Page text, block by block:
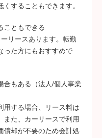
することもできます。
こともできる
リースあります。転勤
った方にもおすすめで
もある（法人/個人事業
用する場合、リース料は
また、カーリースで利用
償却が不要のため会計処